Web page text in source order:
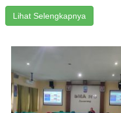
Lihat Selengkapnya